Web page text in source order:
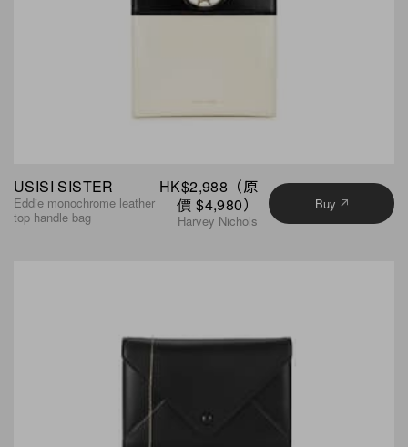
USISI SISTER
Eddie monochrome leather
top handle bag
HK$2,988（原
價 $4,980）
Harvey Nichols
Buy